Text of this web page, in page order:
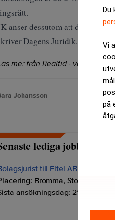
Du
Vi
på
anser dessutom att det inte
Dagens Juridik.
mer från Realtid - vårt
Johansson
lediga jobben
till Eltel AB
Bromma, Stockholm
ansökningsdag: 21/08/2026